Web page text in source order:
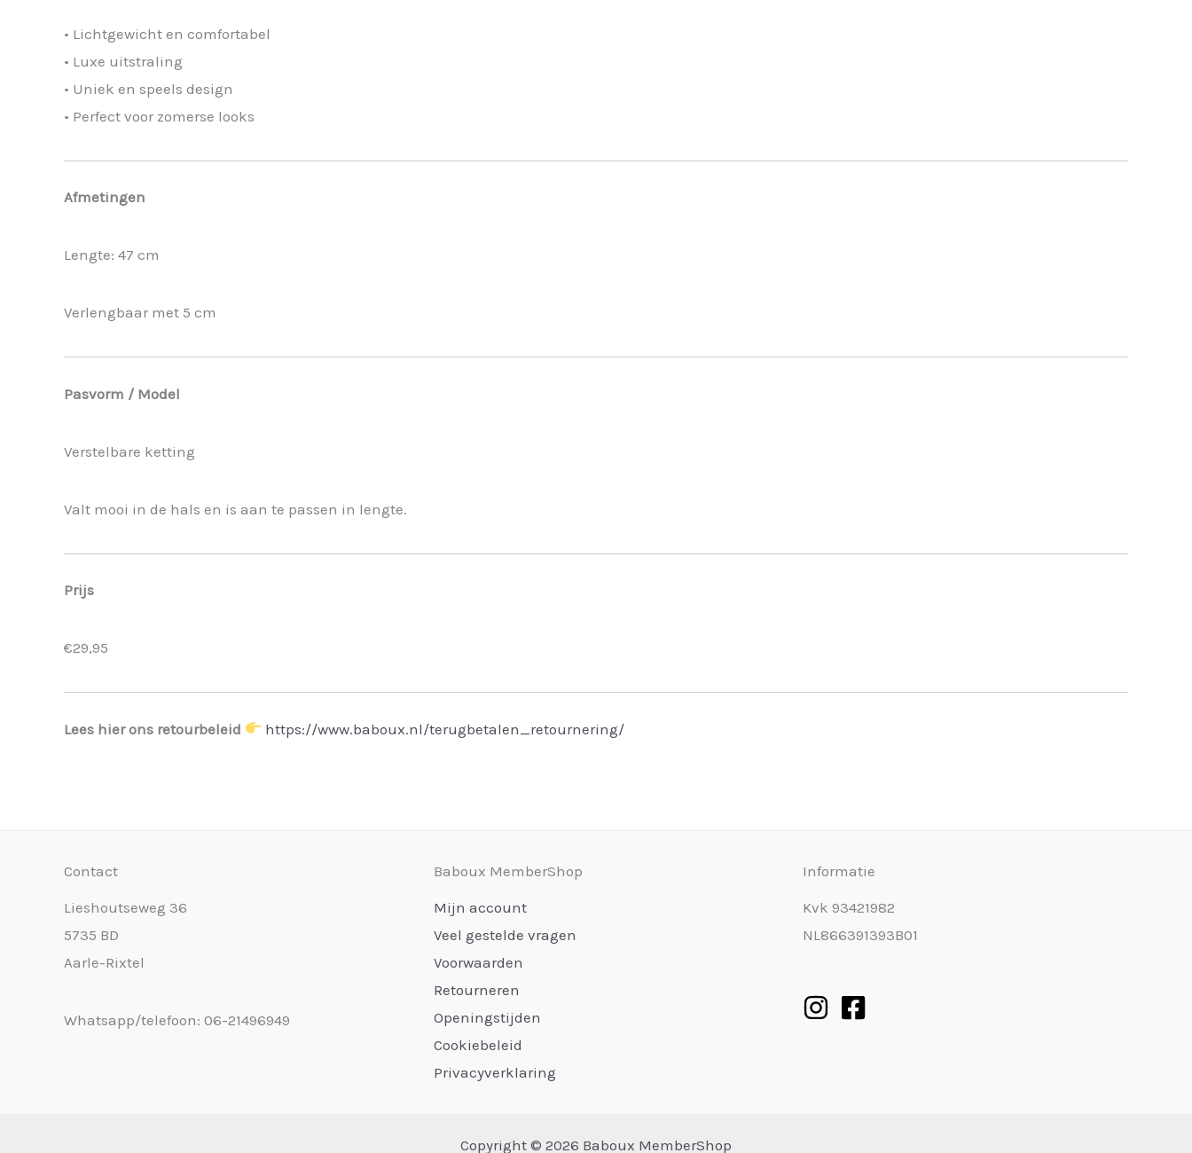
• Lichtgewicht en comfortabel
• Luxe uitstraling
• Uniek en speels design
• Perfect voor zomerse looks
Afmetingen
Lengte: 47 cm
Verlengbaar met 5 cm
Pasvorm / Model
Verstelbare ketting
Valt mooi in de hals en is aan te passen in lengte.
Prijs
€29,95
Lees hier ons retourbeleid https://www.baboux.nl/terugbetalen_retournering/
Contact
Lieshoutseweg 36
5735 BD
Aarle-Rixtel
Whatsapp/telefoon: 06-21496949
Baboux MemberShop
Mijn account
Veel gestelde vragen
Voorwaarden
Retourneren
Openingstijden
Cookiebeleid
Privacyverklaring
Informatie
Kvk 93421982
NL866391393B01
Copyright © 2026 Baboux MemberShop